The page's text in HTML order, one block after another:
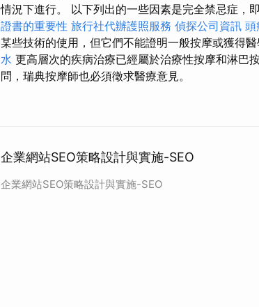
情況下進行。 以下列出的一些因素是完全禁忌症，
證書的重要性 旅行社代辦護照服務 偵探公司資訊 頭
某些技術的使用，但它們不能證明一般按摩或獲得醫
水 更高層次的疾病治療已經屬於治療性按摩和淋巴
問，瑞典按摩師也必須徵求醫療意見。
企業網站SEO策略設計與實施-SEO
企業網站SEO策略設計與實施-SEO